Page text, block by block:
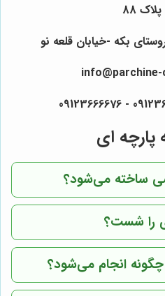
88
بکه -خیابان قلعه نو
پارچه ای
ساخته می‌شود؟
را شست؟
انجام می‌شود؟